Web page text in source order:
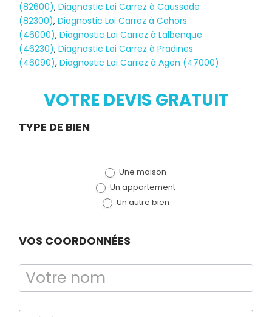
Diagnostic
TERMITES
(82600),Diagnostic Loi Carrez à Caussade
(82300),Diagnostic Loi Carrez à Cahors
(46000),Diagnostic Loi Carrez à Lalbenque
(46230),Diagnostic Loi Carrez à Pradines
(46090),Diagnostic Loi Carrez à Agen (47000)
VOTRE DEVIS GRATUIT
Demande
TYPE DE BIEN
Une maison
Un appartement
Un autre bien
VOS COORDONNÉES